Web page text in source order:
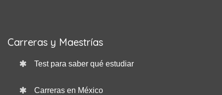
Carreras y Maestrías
Test para saber qué estudiar
Carreras en México